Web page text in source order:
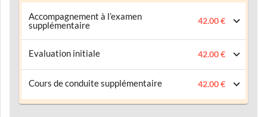
Accompagnement à l’examen
supplémentaire
42.00 €
Evaluation initiale 42.00 €
Cours de conduite supplémentaire 42.00 €